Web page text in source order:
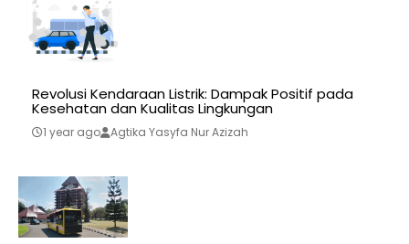
Revolusi Kendaraan Listrik: Dampak Positif pada
Kesehatan dan Kualitas Lingkungan
1 year ago Agtika Yasyfa Nur Azizah